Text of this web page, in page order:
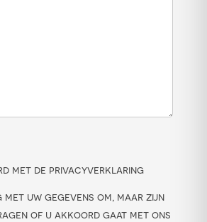
met de privacyverklaring
met uw gegevens om, maar zijn
of u akkoord gaat met ons